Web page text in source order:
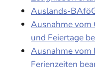
Auslands-
Ausnahme vom
und Feiertage
Ausnahme vom
Ferienzeiten